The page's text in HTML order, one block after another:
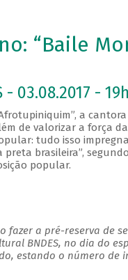
“Baile
03.08.2017 - 19h
a
de valorizar a força
tudo isso
preta brasileira”,
popular.
fazer a pré-reserva de
BNDES, no dia do
estando o número